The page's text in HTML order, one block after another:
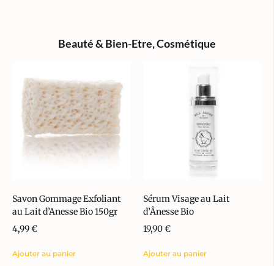
Beauté & Bien-Etre,Cosmétique
Savon Gommage Exfoliant
au Lait d’Anesse Bio 150gr
4,99€
Ajouter au panier
Sérum Visage au Lait
d’Ânesse Bio
19,90€
Ajouter au panier